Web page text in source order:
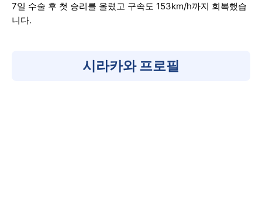
7일 수술 후 첫 승리를 올렸고 구속도 153km/h까지 회복했습
니다.
시라카와 프로필